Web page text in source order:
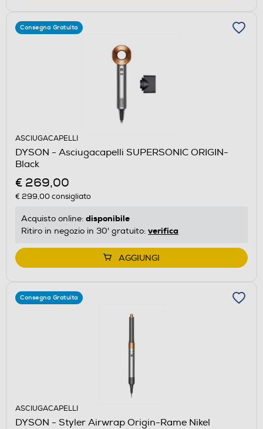
Consegna Gratuita
ASCIUGACAPELLI
DYSON - Asciugacapelli SUPERSONIC ORIGIN-
Black
€ 269,00
€ 299,00consigliato
Acquisto online: disponibile
Ritiro in negozio in 30' gratuito: verifica
AGGIUNGI
Consegna Gratuita
ASCIUGACAPELLI
DYSON - Styler Airwrap Origin-Rame Nikel